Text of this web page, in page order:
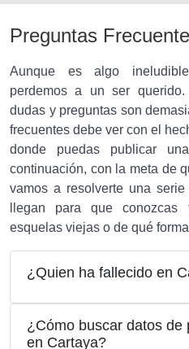
Preguntas
Aunque es algo
perdemos a un ser
dudas y preguntas son
frecuentes debe ver con el
donde puedas publicar
continuación, con la meta de
vamos a resolverte una
llegan para que
esquelas viejas o de qué
¿Quien ha fallecido en
¿Cómo buscar datos de
en Cartaya?